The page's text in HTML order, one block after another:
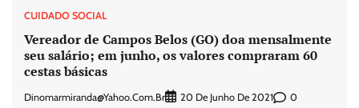
CUIDADO SOCIAL
Vereador de Campos Belos (GO) doa mensalmente
seu salário; em junho, os valores compraram 60
cestas básicas
Dinomarmiranda@yahoo.com.br 20 De Junho De 2021 0